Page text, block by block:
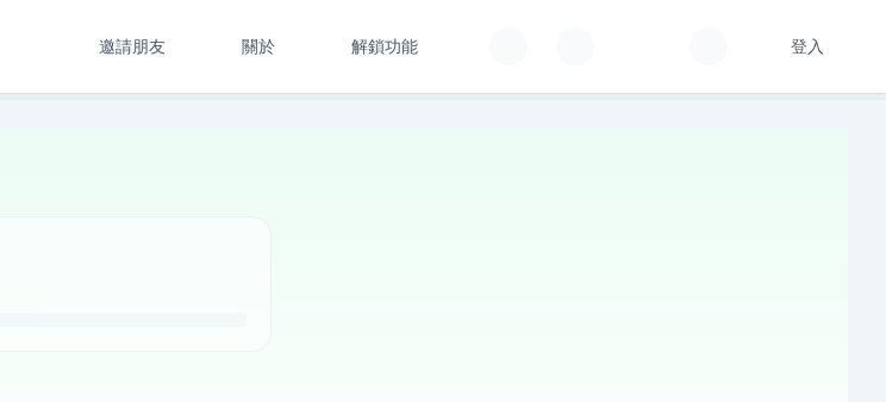
邀請朋友 關於 解鎖功能 登入